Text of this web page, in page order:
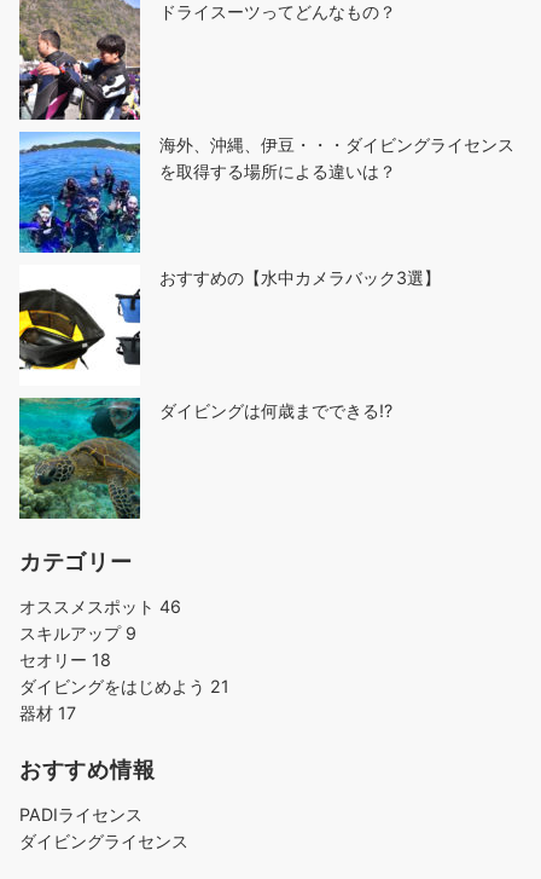
ドライスーツってどんなもの？
海外、沖縄、伊豆・・・ダイビングライセンス
を取得する場所による違いは？
おすすめの【水中カメラバック3選】
ダイビングは何歳までできる!?
カテゴリー
オススメスポット 46
スキルアップ 9
セオリー 18
ダイビングをはじめよう 21
器材 17
おすすめ情報
PADIライセンス
ダイビングライセンス